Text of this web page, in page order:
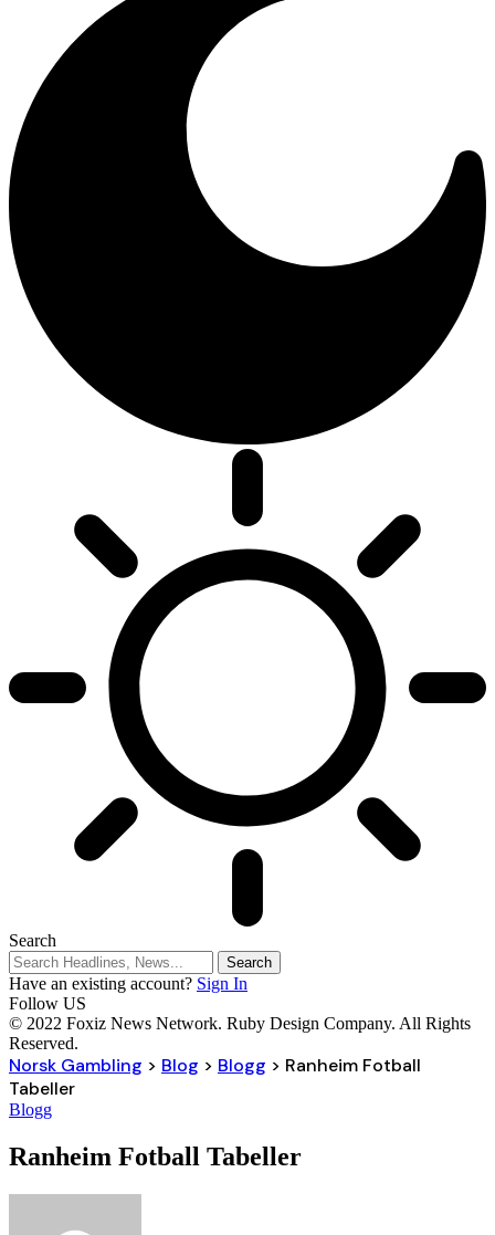
Search
Have an existing account? Sign In
Follow US
© 2022 Foxiz News Network. Ruby Design Company. All Rights
Reserved.
Norsk Gambling > Blog > Blogg > Ranheim Fotball
Tabeller
Blogg
Ranheim Fotball Tabeller